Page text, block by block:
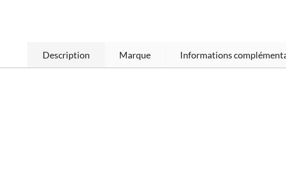
Description Marque Informations